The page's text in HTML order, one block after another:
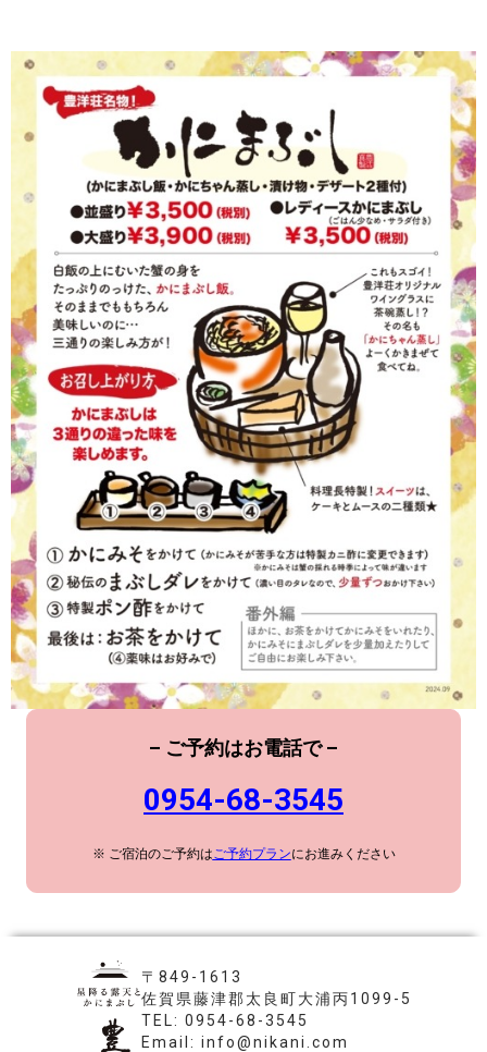
– ご予約はお電話で –
0954-68-3545
※ ご宿泊のご予約は ご予約プランにお進みください
〒849-1613
佐賀県藤津郡太良町大浦丙1099-5
TEL: 0954-68-3545
Email: info@nikani.com